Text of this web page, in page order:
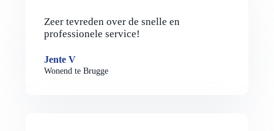
Zeer tevreden over de snelle en
professionele service!
Jente V
Wonend te Brugge